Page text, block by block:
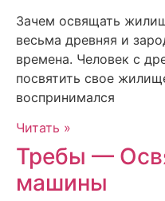
Зачем освящать
весьма древняя и
времена. Человек с
посвятить свое
воспринимался
Читать »
Требы —
машины